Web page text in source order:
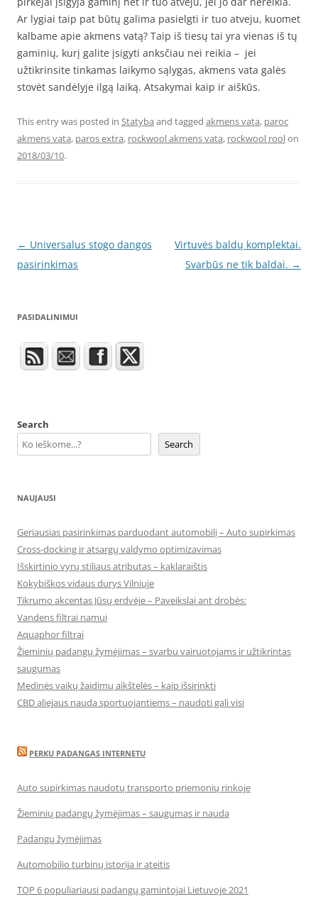
Ar lygiai taip pat būtų galima pasielgti ir tuo atveju, kuomet
kalbame apie akmens vatą? Taip iš tiesų tai yra vienas iš tų
gaminių, kurį galite įsigyti anksčiau nei reikia – jei
užtikrinsite tinkamas laikymo sąlygas, akmens vata galės
stovėt sandėlyje ilgą laiką. Atsakymai kaip ir aiškūs.
This entry was posted in Statyba and tagged akmens vata, paroc
akmens vata, paros extra, rockwool akmens vata, rockwool roolon
2018/03/10.
Post
navigation
← Universalus stogo dangos
pasirinkimas
Virtuvės baldų komplektai.
Svarbūs ne tik baldai. →
PASIDALINIMUI
Search
Search
NAUJAUSI
Geriausias pasirinkimas parduodant automobilį – Auto supirkimas
Cross-docking ir atsargų valdymo optimizavimas
Išskirtinio vyrų stiliaus atributas – kaklaraištis
Kokybiškos vidaus durys Vilniuje
Tikrumo akcentas Jūsų erdvėje – Paveikslai ant drobės:
Vandens filtrai namui
Aquaphor filtrai
Žieminių padangų žymėjimas – svarbu vairuotojams ir užtikrintas
saugumas
Medinės vaikų žaidimų aikštelės – kaip išsirinkti
CBD aliejaus nauda sportuojantiems – naudoti gali visi
PERKU PADANGAS INTERNETU
Auto supirkimas naudotų transporto priemonių rinkoje
Žieminių padangų žymėjimas – saugumas ir nauda
Padangų žymėjimas
Automobilio turbinų istorija ir ateitis
TOP 6 populiariausi padangų gamintojai Lietuvoje 2021